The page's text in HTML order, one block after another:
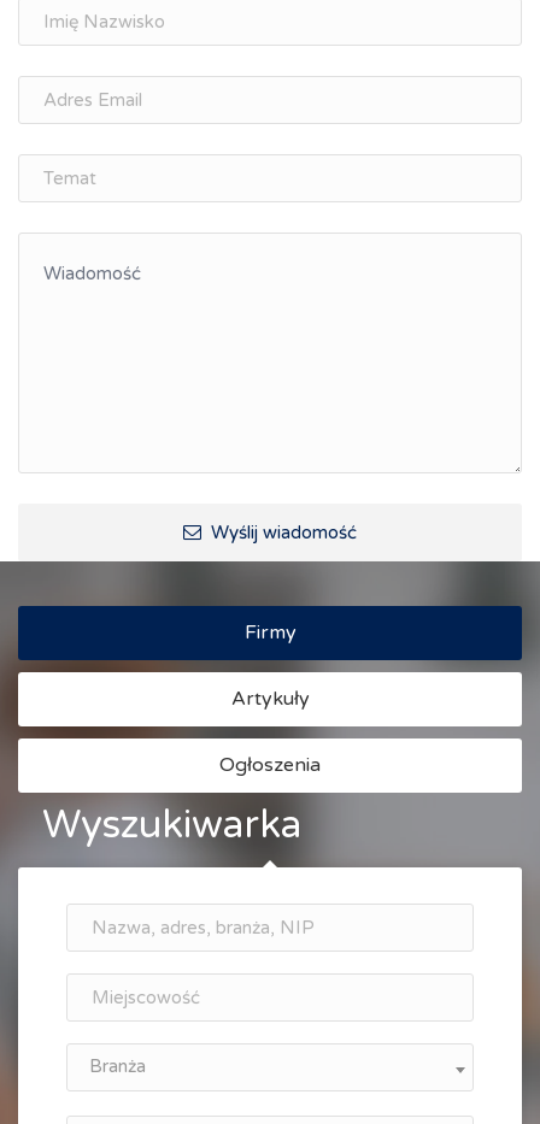
osobisty
Memorandum Gospodarcze PL-CZ
Śląskie Porozumienie Gospodarcze
ŚLĄSK.ONLINE
Integracja
Wyślij wiadomość
Firmy
Artykuły
Ogłoszenia
Wyszukiwarka
Branża